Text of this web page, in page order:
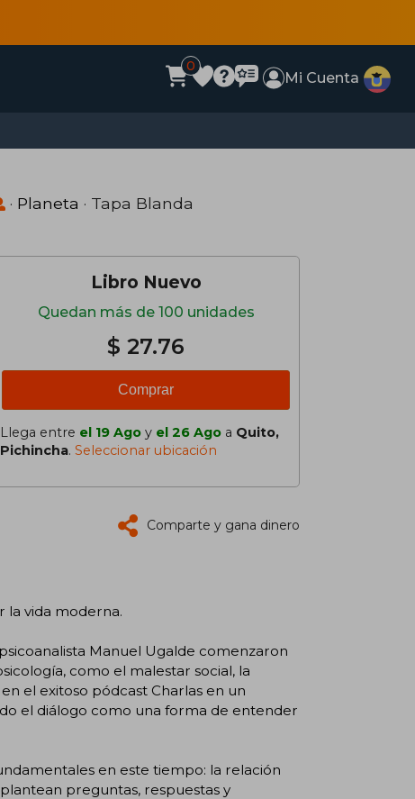
0
Mi Cuenta
· Planeta · Tapa Blanda
Libro Nuevo
Quedan más de 100 unidades
$ 27.76
Comprar
Llega entre el 19 Ago y el 26 Ago a Quito,
Pichincha. Seleccionar ubicación
Comparte y gana dinero
la vida moderna.
Manuel Ugalde comenzaron
como el malestar social, la
el exitoso pódcast Charlas en un
el diálogo como una forma de entender
en este tiempo: la relación
preguntas, respuestas y